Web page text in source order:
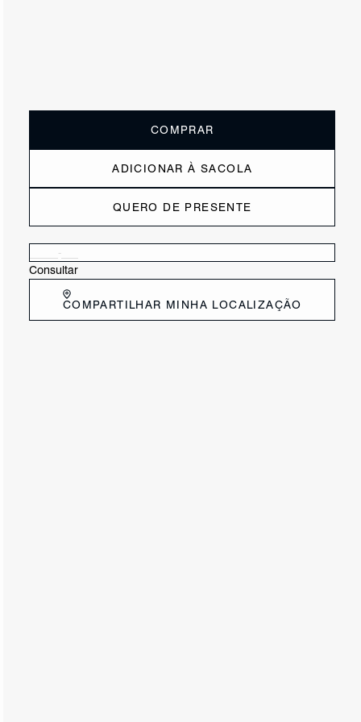
COMPRAR
ADICIONAR À SACOLA
QUERO DE PRESENTE
Consultar
COMPARTILHAR MINHA LOCALIZAÇÃO